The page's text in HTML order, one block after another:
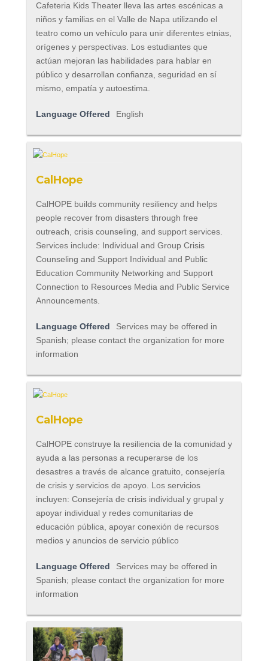
Cafeteria Kids Theater lleva las artes escénicas a
niños y familias en el Valle de Napa utilizando el
teatro como un vehículo para unir diferentes etnias,
orígenes y perspectivas. Los estudiantes que
actúan mejoran las habilidades para hablar en
público y desarrollan confianza, seguridad en sí
mismo, empatía y autoestima.
Language Offered English
CalHope
CalHOPE builds community resiliency and helps
people recover from disasters through free
outreach, crisis counseling, and support services.
Services include: Individual and Group Crisis
Counseling and Support Individual and Public
Education Community Networking and Support
Connection to Resources Media and Public Service
Announcements.
Language Offered
Services may be offered in
Spanish; please contact the organization for more
information
CalHope
CalHOPE construye la resiliencia de la comunidad y
ayuda a las personas a recuperarse de los
desastres a través de alcance gratuito, consejería
de crisis y servicios de apoyo. Los servicios
incluyen: Consejería de crisis individual y grupal y
apoyar individual y redes comunitarias de
educación pública, apoyar conexión de recursos
medios y anuncios de servicio público
Language Offered
Services may be offered in
Spanish; please contact the organization for more
information